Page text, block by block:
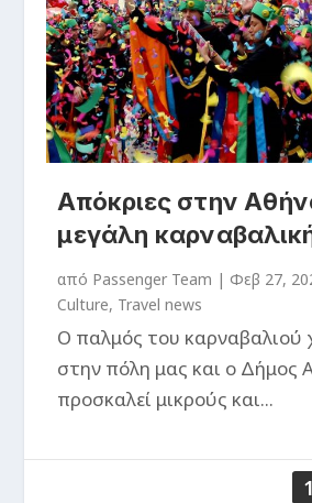
Απόκριες στην
μεγάλη
από Passenger Team | Φεβ 27,
Culture, Travel news
Ο παλμός του
στην πόλη μας και ο Δήμος
προσκαλεί μικρούς και...
1